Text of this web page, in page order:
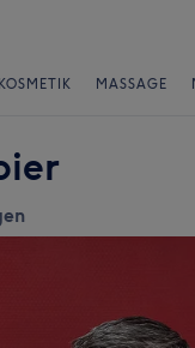
KOSMETIK MASSAGE